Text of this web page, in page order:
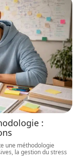
:
une méthodologie
la gestion du stress